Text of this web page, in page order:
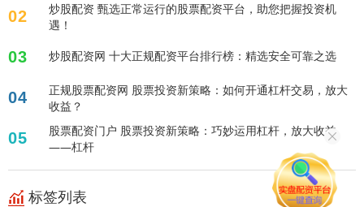
02
炒股配资 甄选正常运行的股票配资平台，助您把握投资机
遇！
03 炒股配资网 十大正规配资平台排行榜：精选安全可靠之选
04
正规股票配资网 股票投资新策略：如何开通杠杆交易，放大
收益？
05
股票配资门户 股票投资新策略：巧妙运用杠杆，放大收益
——杠杆
标签列表